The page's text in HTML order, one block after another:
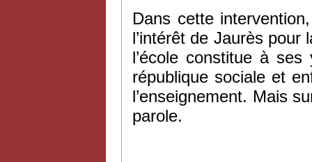
Dans cette
l’intérêt de Jaurès
l’école constitue à
république sociale et
l’enseignement. Mais
parole.